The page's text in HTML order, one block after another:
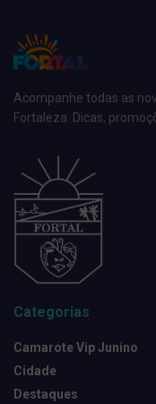
Acompanhe todas as
Fortaleza. Dicas,
Categorias
Camarote Vip Junino
Cidade
Destaques